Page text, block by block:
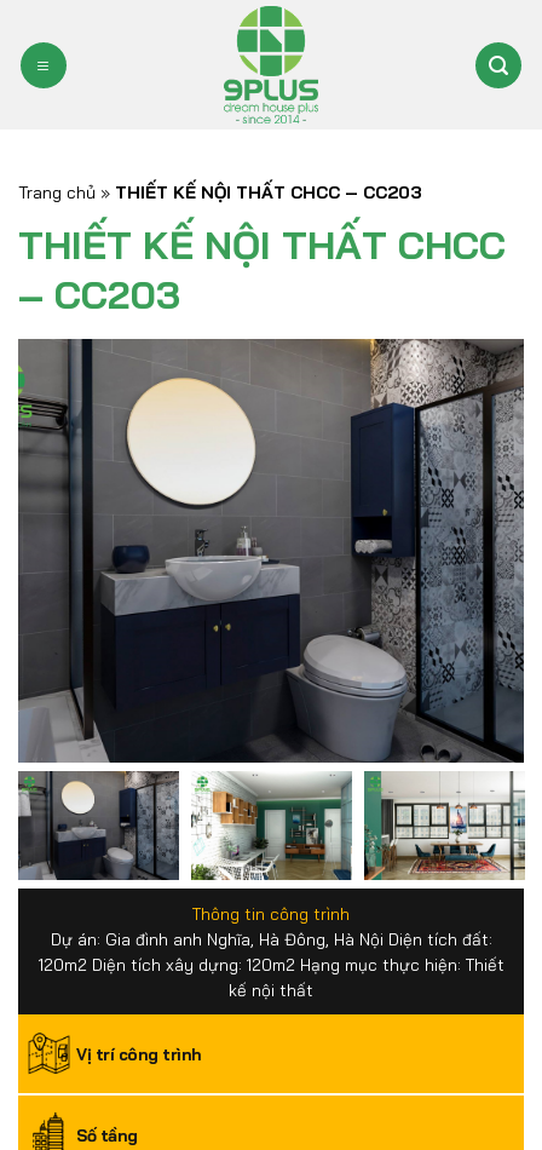
qua
nội
Trang chủ » THIẾT KẾ NỘI THẤT CHCC – CC203
THIẾT KẾ NỘI THẤT CHCC
– CC203
Thông tin công trình
Dự án: Gia đình anh Nghĩa, Hà Đông, Hà Nội Diện tích đất:
120m2 Diện tích xây dựng: 120m2 Hạng mục thực hiện: Thiết
kế nội thất
Vị trí công trình
Số tầng